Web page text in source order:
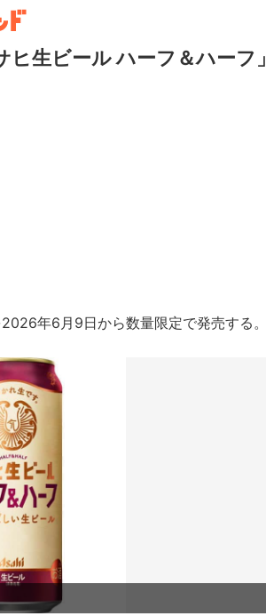
生ビール ハーフ＆ハーフ」
年6月9日から数量限定で発売する。